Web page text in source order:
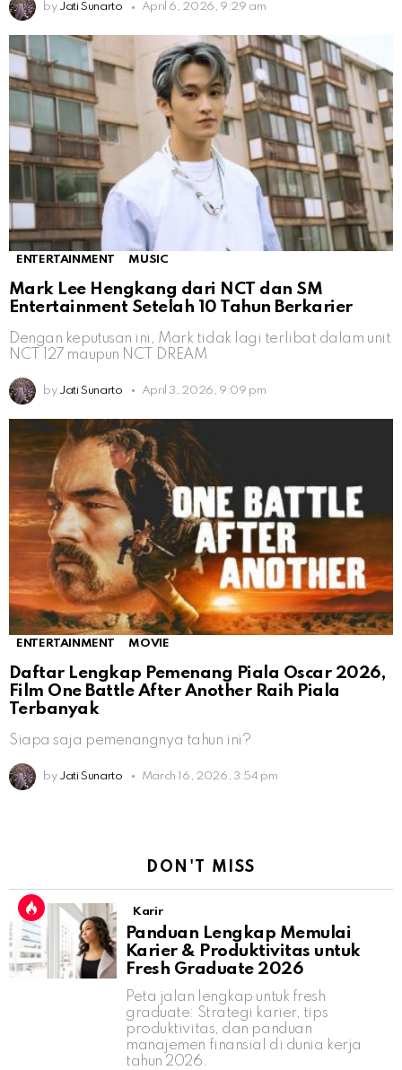
by Jati Sunarto April 6, 2026, 9:29 am
ENTERTAINMENT MUSIC
Mark Lee Hengkang dari NCT dan SM
Entertainment Setelah 10 Tahun Berkarier
Dengan keputusan ini, Mark tidak lagi terlibat dalam unit
NCT 127 maupun NCT DREAM
by Jati Sunarto April 3, 2026, 9:09 pm
ENTERTAINMENT MOVIE
Daftar Lengkap Pemenang Piala Oscar 2026,
Film One Battle After Another Raih Piala
Terbanyak
Siapa saja pemenangnya tahun ini?
by Jati Sunarto March 16, 2026, 3:54 pm
DON'T MISS
Karir
Panduan Lengkap Memulai
Karier & Produktivitas untuk
Fresh Graduate 2026
Peta jalan lengkap untuk fresh
graduate: Strategi karier, tips
produktivitas, dan panduan
manajemen finansial di dunia kerja
tahun 2026.